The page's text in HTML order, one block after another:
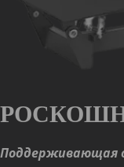
Поддерживающая